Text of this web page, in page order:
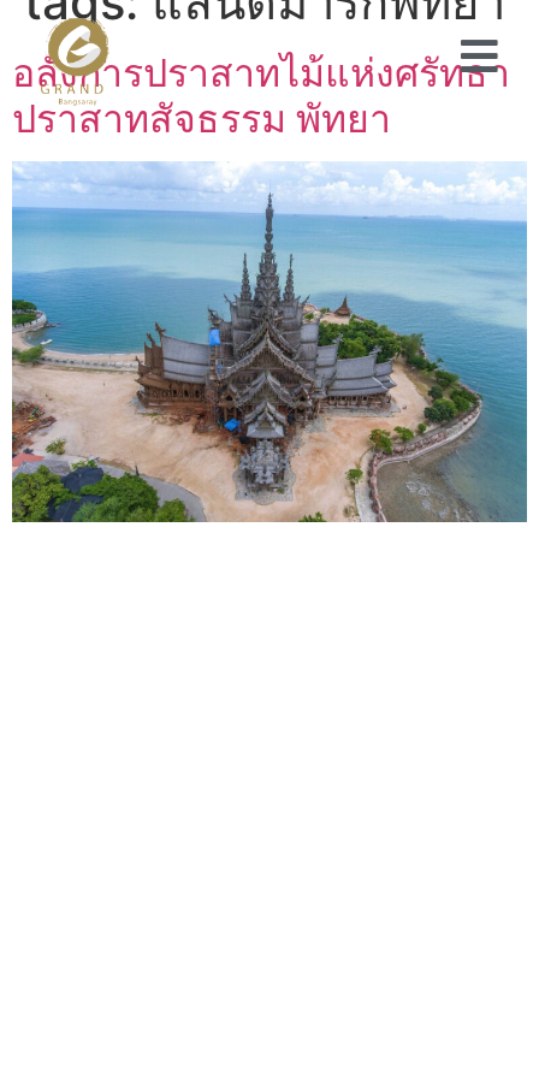
อลังการปราสาทไม้แห่งศรัทธา
ปราสาทสัจธรรม พัทยา